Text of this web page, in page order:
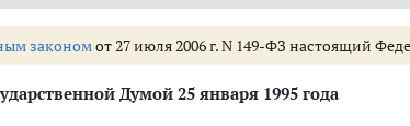
закономот 27 июля 2006 г. N 149-ФЗ настоящий
Думой 25 января 1995 года